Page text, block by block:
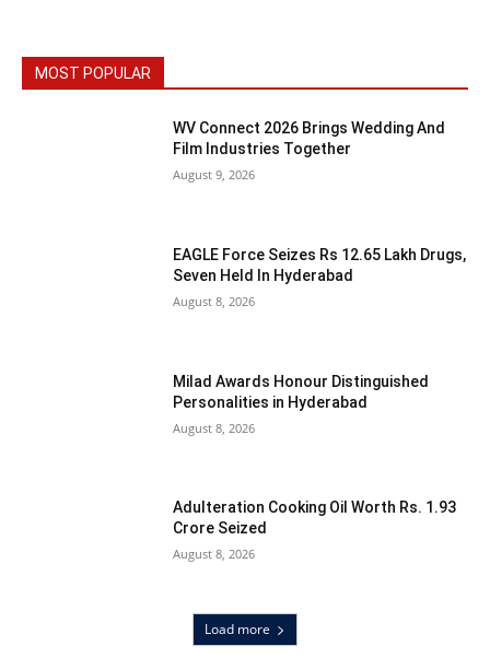
MOST POPULAR
WV Connect 2026 Brings Wedding And
Film Industries Together
August 9, 2026
EAGLE Force Seizes Rs 12.65 Lakh Drugs,
Seven Held In Hyderabad
August 8, 2026
Milad Awards Honour Distinguished
Personalities in Hyderabad
August 8, 2026
Adulteration Cooking Oil Worth Rs. 1.93
Crore Seized
August 8, 2026
Load more